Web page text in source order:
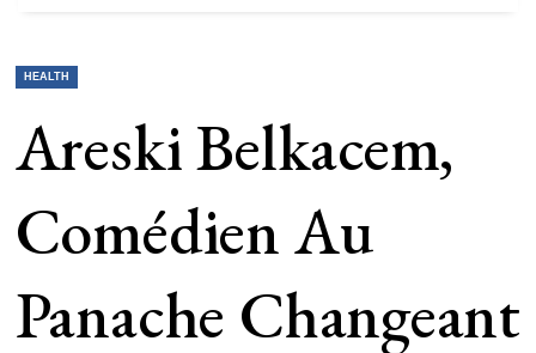
HEALTH
Areski Belkacem,
Comédien Au
Panache Changeant